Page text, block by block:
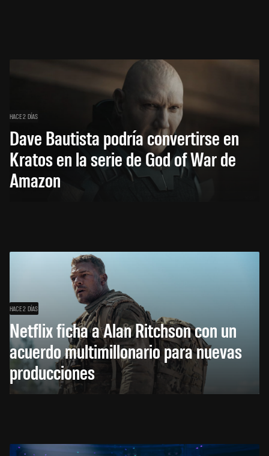
HACE 2 DÍAS
Dave Bautista podría convertirse en
Kratos en la serie de God of War de
Amazon
HACE 2 DÍAS
Netflix ficha a Alan Ritchson con un
acuerdo multimillonario para nuevas
producciones